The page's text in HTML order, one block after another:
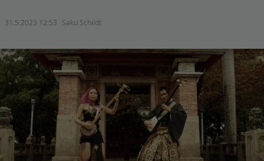
31.5.2023 12:53 Saku Schildt